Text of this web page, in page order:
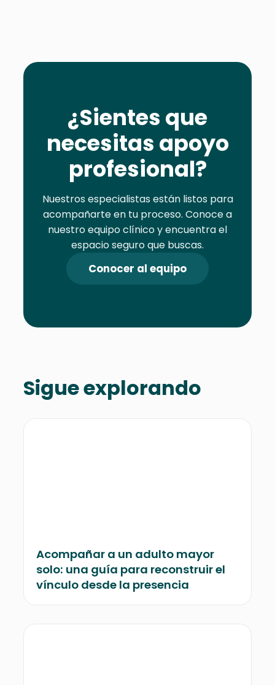
¿Sientes que
necesitas apoyo
profesional?
Nuestros especialistas están listos para
acompañarte en tu proceso. Conoce a
nuestro equipo clínico y encuentra el
espacio seguro que buscas.
Conocer al equipo
Sigue explorando
Acompañar a un adulto mayor
solo: una guía para reconstruir el
vínculo desde la presencia